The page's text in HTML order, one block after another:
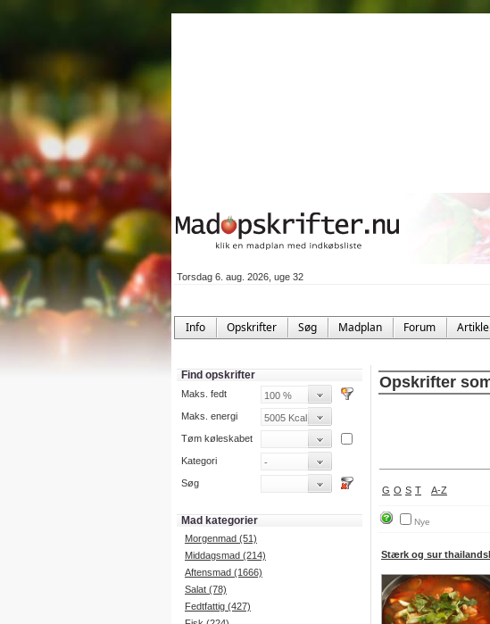
Torsdag 6. aug. 2026, uge 32
Info Opskrifter Søg Madplan Forum
Find opskrifter
Maks. fedt
Maks. energi
Tøm køleskabet
Kategori
Søg
Mad kategorier
Morgenmad (51)
Middagsmad (214)
Aftensmad (1666)
Salat (78)
Fedtfattig (427)
Opskrifter
G O S T A-Z
Nye
Stærk og sur